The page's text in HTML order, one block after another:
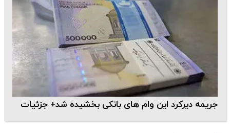
جریمه دیرکرد این وام های بانکی بخشیده شد+ جزئیات